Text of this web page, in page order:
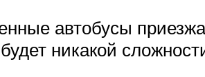
автобусы
никакой